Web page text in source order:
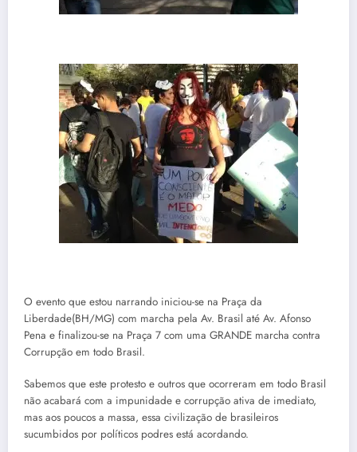
O evento que estou narrando iniciou-se na Praça da
Liberdade(BH/MG) com marcha pela Av. Brasil até Av. Afonso
Pena e finalizou-se na Praça 7 com uma GRANDE marcha contra
Corrupção em todo Brasil.
Sabemos que este protesto e outros que ocorreram em todo Brasil
não acabará com a impunidade e corrupção ativa de imediato,
mas aos poucos a massa, essa civilização de brasileiros
sucumbidos por políticos podres está acordando.